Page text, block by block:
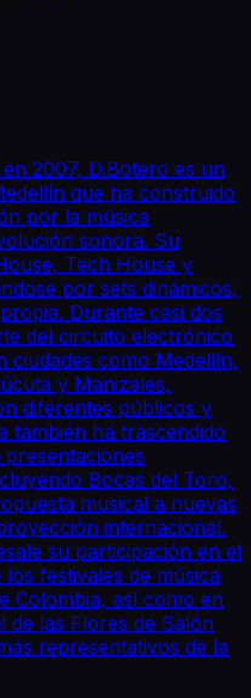
2007, D.Botero es un
que ha construido
por la música
sonora. Su
Tech House y
por sets dinámicos,
Durante casi dos
del circuito electrónico
ciudades como Medellín,
y Manizales,
diferentes públicos y
también ha trascendido
Bocas del Toro,
musical a nuevas
internacional.
su participación en el
festivales de música
Colombia, así como en
las Flores de Salón
representativos de la